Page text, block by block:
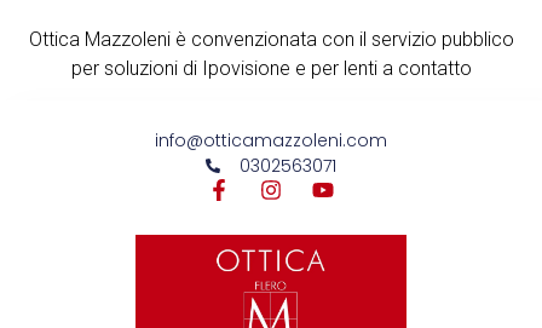
Ottica Mazzoleni è convenzionata con il servizio pubblico
per soluzioni di Ipovisione e per lenti a contatto
info@otticamazzoleni.com
0302563071